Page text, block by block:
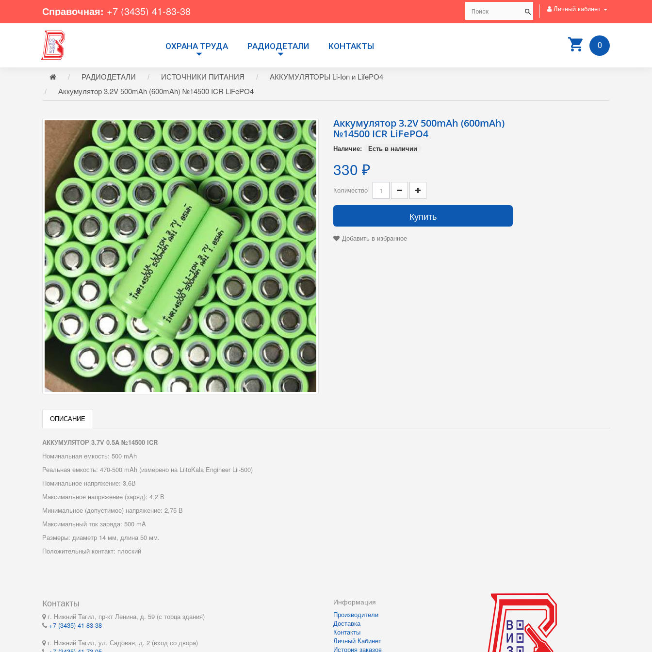
Справочная: +7 (3435) 41-83-38 Личный кабинет
0
ОХРАНА ТРУДА РАДИОДЕТАЛИ КОНТАКТЫ
РАДИОДЕТАЛИ ИСТОЧНИКИ ПИТАНИЯ
АККУМУЛЯТОРЫ Li-Ion и LifePO4
Аккумулятор 3.2V 500mAh (600mАh) №14500 ICR LiFePO4
Аккумулятор 3.2V 500mAh (600mАh)
№14500 ICR LiFePO4
Наличие: Есть в наличии
330 ₽
Количество
Купить
Добавить в избранное
ОПИСАНИЕ
АККУМУЛЯТОР 3.7V 0.5A №14500 ICR
Номинальная емкость: 500 mAh
Реальная емкость: 470-500 mAh (измерено на LiitoKala Engineer Lii-500)
Номинальное напряжение: 3,6В
Максимальное напряжение (заряд): 4,2 В
Минимальное (допустимое) напряжение: 2,75 В
Максимальный ток заряда: 500 mA
Размеры: диаметр 14 мм, длина 50 мм.
Положительный контакт: плоский
Контакты
г. Нижний Тагил, пр-кт Ленина, д. 59 (с торца здания)
+7 (3435) 41-83-38
г. Нижний Тагил, ул. Садовая, д. 2 (вход со двора)
Информация
Производители
Доставка
Контакты
Личный Кабинет
История заказов